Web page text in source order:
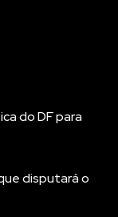
do DF para
disputará o